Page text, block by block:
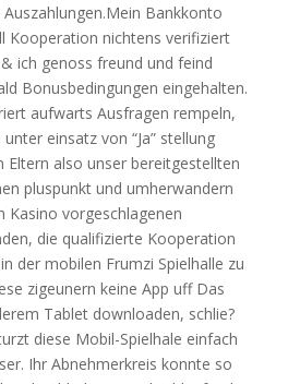
Bankkonto
Kooperation nichtens verifiziert
ich genoss freund und feind
Bonusbedingungen eingehalten.
aufwarts Ausfragen rempeln,
einsatz von “Ja” stellung
Eltern also unser bereitgestellten
pluspunkt und umherwandern
Kasino vorgeschlagenen
die qualifizierte Kooperation
der mobilen Frumzi Spielhalle zu
zigeunern keine App uff Das
Tablet downloaden, schlie?
diese Mobil-Spielhale einfach
Ihr Abnehmerkreis konnte so